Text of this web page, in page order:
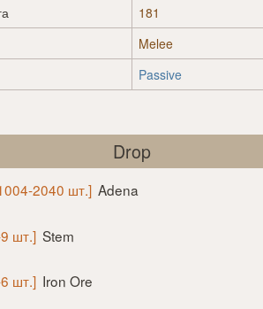
181
Melee
Passive
Drop
2040 шт.] Adena
шт.] Stem
шт.] Iron Ore